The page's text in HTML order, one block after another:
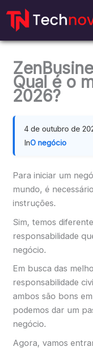
Qual é o
2026?
4 de outubro de
InO negócio
Para iniciar um
mundo, é
instruções.
Sim, temos
responsabilidade
negócio.
Em busca das
responsabilidade
ambos são bons
podemos dar um
negócio.
Agora, vamos